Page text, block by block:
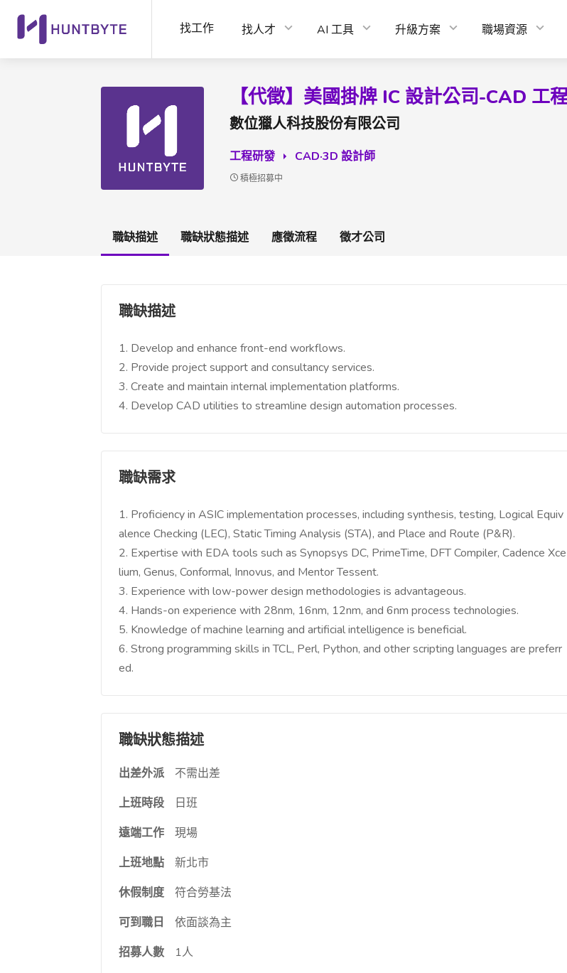
找工作 找人才 AI 工具 升級方案 職場資源
【代徵】美國掛牌 IC 設計公司-CAD 工
數位獵人科技股份有限公司
工程研發 CAD·3D 設計師
積極招募中
職缺描述 職缺狀態描述 應徵流程 徵才公司
職缺描述
1. Develop and enhance front-end workflows.
2. Provide project support and consultancy services.
3. Create and maintain internal implementation platforms.
4. Develop CAD utilities to streamline design automation processes.
職缺需求
1. Proficiency in ASIC implementation processes, including synthesis, testing, Logical Equiv
alence Checking (LEC), Static Timing Analysis (STA), and Place and Route (P&R).
2. Expertise with EDA tools such as Synopsys DC, PrimeTime, DFT Compiler, Cadence Xce
lium, Genus, Conformal, Innovus, and Mentor Tessent.
3. Experience with low-power design methodologies is advantageous.
4. Hands-on experience with 28nm, 16nm, 12nm, and 6nm process technologies.
5. Knowledge of machine learning and artificial intelligence is beneficial.
6. Strong programming skills in TCL, Perl, Python, and other scripting languages are preferr
ed.
職缺狀態描述
出差外派
不需出差
上班時段
日班
遠端工作
現場
上班地點
新北市
休假制度
符合勞基法
可到職日
依面談為主
招募人數
1人